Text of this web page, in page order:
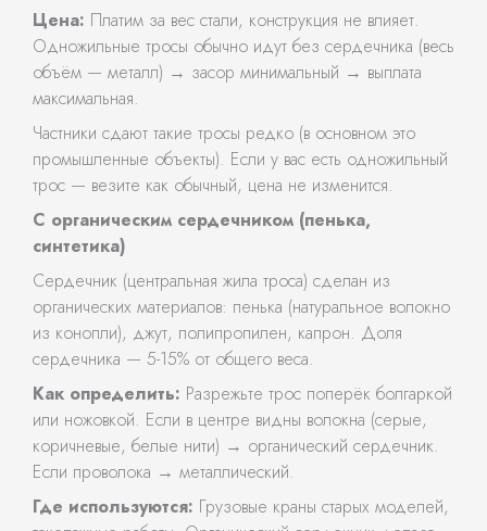
Цена: Платим за вес стали, конструкция не влияет.
Одножильные тросы обычно идут без сердечника (весь
объём — металл) → засор минимальный → выплата
максимальная.
Частники сдают такие тросы редко (в основном это
промышленные объекты). Если у вас есть одножильный
трос — везите как обычный, цена не изменится.
С органическим сердечником (пенька,
синтетика)
Сердечник (центральная жила троса) сделан из
органических материалов: пенька (натуральное волокно
из конопли), джут, полипропилен, капрон. Доля
сердечника — 5-15% от общего веса.
Как определить: Разрежьте трос поперёк болгаркой
или ножовкой. Если в центре видны волокна (серые,
коричневые, белые нити) → органический сердечник.
Если проволока → металлический.
Где используются: Грузовые краны старых моделей,